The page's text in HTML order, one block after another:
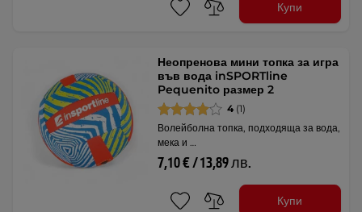
Купи
Неопренова мини топка за игра
във вода inSPORTline
Pequenito размер 2
4 (1)
Волейболна топка, подходяща за вода,
мека и …
7,10 € / 13,89 лв.
Купи